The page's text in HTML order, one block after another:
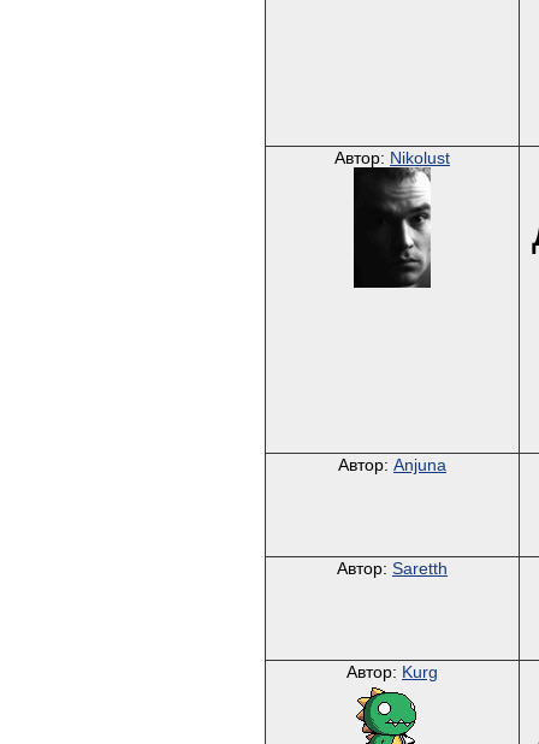
Автор: Nikolust
Автор: Anjuna
Автор: Saretth
Автор: Kurg